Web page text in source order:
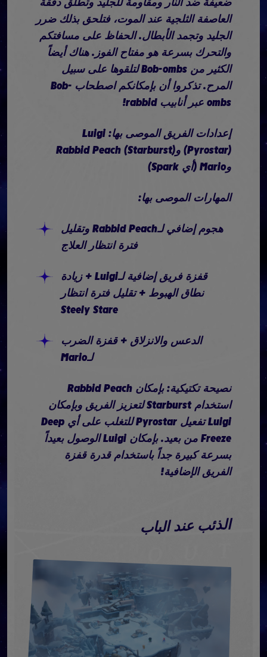
ضعيفة ضد النار ومقاومة للجليد وتطلق دفقة
العاصفة الثلجية عند الموت، فتلحق بذلك ضرر
الجليد وتجمد الأبطال. الحفاظ على مسافتكم
والتحرك بسرعة هو مفتاح الفوز. هناك أيضاً
الكثير من Bob-ombs لتلقوها على سبيل
المرح. تذكروا أن بإمكانكم اصطحاب Bob-
ombs عبر أنابيب rabbid!
إعدادات الفريق الموصى بها: Luigi
(Pyrostar) وRabbid Peach (Starburst)
وMario (أي Spark)
المهارات الموصى بها:
هجوم إضافي لـRabbid Peach وتقليل
فترة انتظار العلاج
قفزة فريق إضافية لـLuigi + زيادة
نطاق الهبوط + تقليل فترة انتظار
Steely Stare
الدعس والانزلاق + قفزة الضرب
لـMario
نصيحة تكتيكية: بإمكان Rabbid Peach
استخدام Starburst لتعزيز الفريق وبإمكان
Luigi تفعيل Pyrostar للتغلب على أي Deep
Freeze من بعيد. بإمكان Luigi الوصول بعيداً
بسرعة كبيرة جداً باستخدام قدرة قفزة
الفريق الإضافية!
الذئب عند الباب